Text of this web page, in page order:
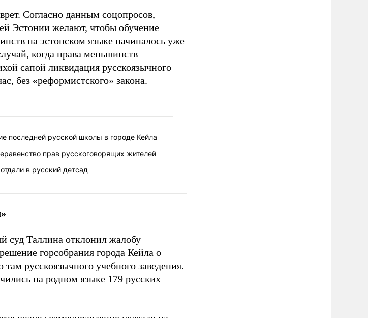
Согласно данным соцопросов,
Эстонии желают, чтобы обучение
на эстонском языке начиналось уже
когда права меньшинств
сапой ликвидация русскоязычного
без «реформистского» закона.
последней русской школы в городе Кейла
прав русскоговорящих жителей
в русский детсад
суд Таллина отклонил жалобу
горсобрания города Кейла о
русскоязычного учебного заведения.
на родном языке 179 русских